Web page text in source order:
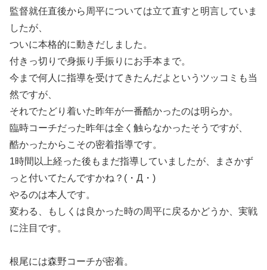
監督就任直後から周平については立て直すと明言していま
したが、
ついに本格的に動きだしました。
付きっ切りで身振り手振りにお手本まで。
今まで何人に指導を受けてきたんだよというツッコミも当
然ですが、
それでたどり着いた昨年が一番酷かったのは明らか。
臨時コーチだった昨年は全く触らなかったそうですが、
酷かったからこその密着指導です。
1時間以上経った後もまだ指導していましたが、まさかず
っと付いてたんですかね？(・Д・)
やるのは本人です。
変わる、もしくは良かった時の周平に戻るかどうか、実戦
に注目です。
根尾には森野コーチが密着。